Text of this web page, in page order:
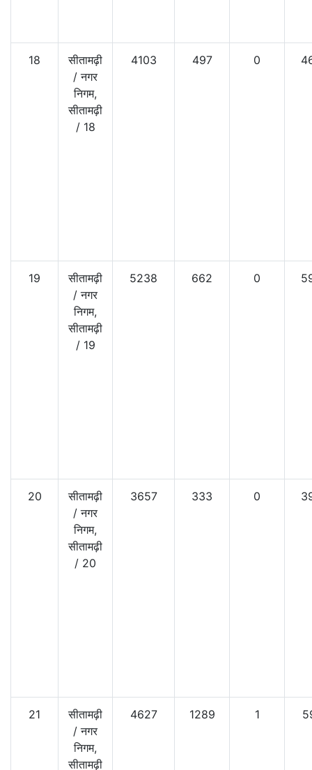
18
सीतामढ़ी
/नगर
निगम,
सीतामढ़ी
/ 18
4103 497 0
19
सीतामढ़ी
/नगर
निगम,
सीतामढ़ी
/ 19
5238 662 0
20
सीतामढ़ी
/नगर
निगम,
सीतामढ़ी
/ 20
3657 333 0
21
सीतामढ़ी
/नगर
निगम,
सीतामढ़ी
4627 1289 1